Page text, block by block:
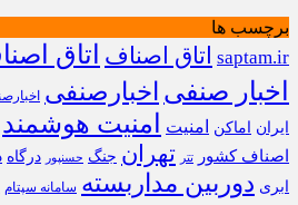
برچسب ها
saptam.ir اتاق اصناف اتاق
اخبار صنفی اخبارصنفی
ایران
اماکن امنیت امنیت هوشمند
اصناف کشور
تتر تهران جنگ حسنپور درگاه
ابری دوربین مداربسته سامانه سپتام